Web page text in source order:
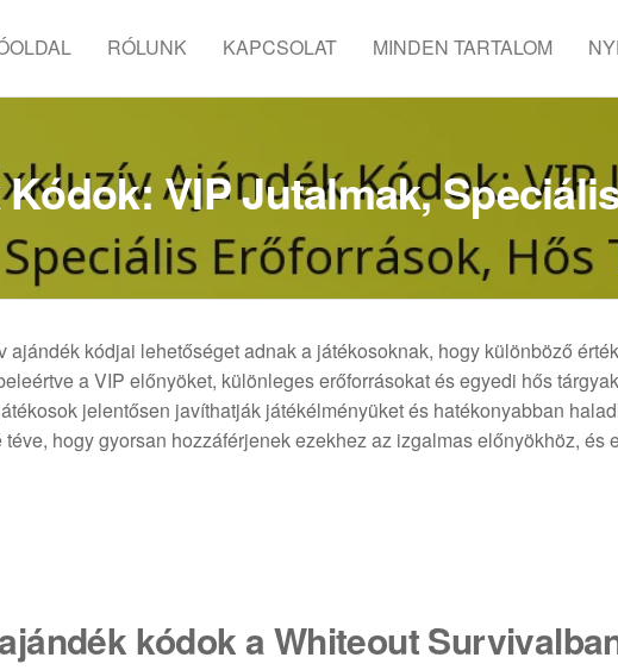
RÓLUNK KAPCSOLAT MINDEN TARTALOM
VIP Jutalmak,
ajándék kódjai lehetőséget adnak a játékosoknak, hogy különböző
a VIP előnyöket, különleges erőforrásokat és egyedi hős
jelentősen javíthatják játékélményüket és hatékonyabban
hogy gyorsan hozzáférjenek ezekhez az izgalmas előnyökhöz, és
kódok a Whiteout